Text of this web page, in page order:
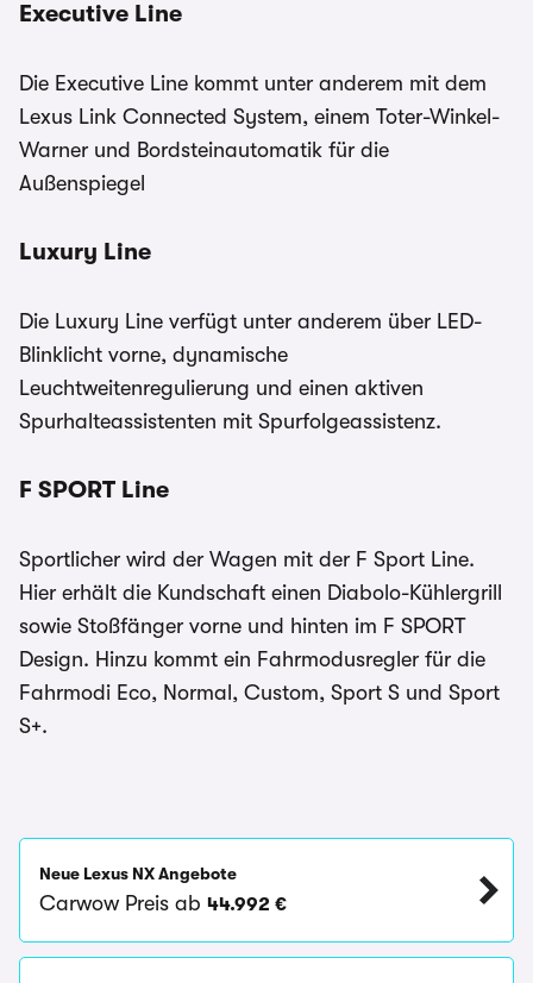
Executive Line
Die Executive Line kommt unter anderem mit dem
Lexus Link Connected System, einem Toter-Winkel-
Warner und Bordsteinautomatik für die
Außenspiegel
Luxury Line
Die Luxury Line verfügt unter anderem über LED-
Blinklicht vorne, dynamische
Leuchtweitenregulierung und einen aktiven
Spurhalteassistenten mit Spurfolgeassistenz.
F SPORT Line
Sportlicher wird der Wagen mit der F Sport Line.
Hier erhält die Kundschaft einen Diabolo-Kühlergrill
sowie Stoßfänger vorne und hinten im F SPORT
Design. Hinzu kommt ein Fahrmodusregler für die
Fahrmodi Eco, Normal, Custom, Sport S und Sport
S+.
Neue Lexus NX Angebote
Carwow Preis ab 44.992 €